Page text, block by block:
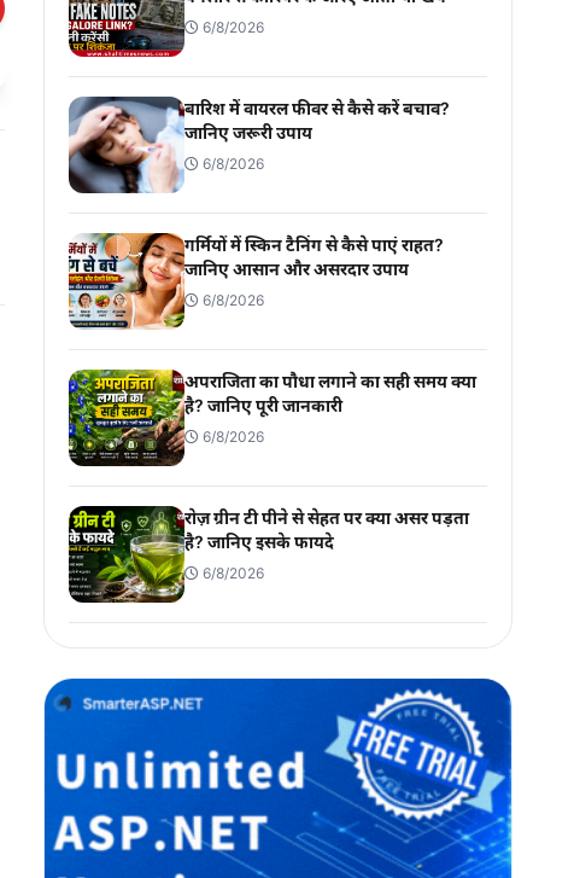
6/8/2026
बारिश में वायरल फीवर से कैसे करें बचाव?
जानिए जरूरी उपाय
6/8/2026
गर्मियों में स्किन टैनिंग से कैसे पाएं राहत?
जानिए आसान और असरदार उपाय
6/8/2026
अपराजिता का पौधा लगाने का सही समय क्या
है? जानिए पूरी जानकारी
6/8/2026
रोज़ ग्रीन टी पीने से सेहत पर क्या असर पड़ता
है? जानिए इसके फायदे
6/8/2026